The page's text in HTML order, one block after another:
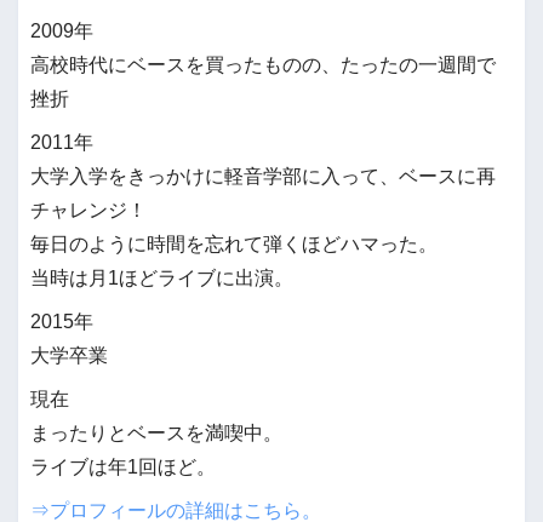
2009年
高校時代にベースを買ったものの、たったの一週間で
挫折
2011年
大学入学をきっかけに軽音学部に入って、ベースに再
チャレンジ！
毎日のように時間を忘れて弾くほどハマった。
当時は月1ほどライブに出演。
2015年
大学卒業
現在
まったりとベースを満喫中。
ライブは年1回ほど。
⇒プロフィールの詳細はこちら。